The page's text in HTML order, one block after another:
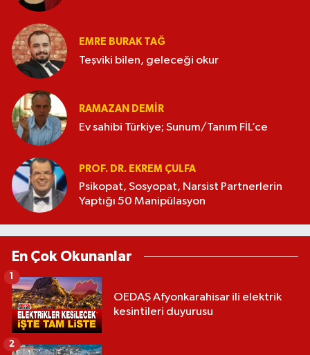
EMRE BURAK TAĞ
Teşviki bilen, geleceği okur
RAMAZAN DEMİR
Ev sahibi Türkiye; Sunum/Tanım FİL’ce
PROF. DR. EKREM ÇULFA
Psikopat, Sosyopat, Narsist Partnerlerin
Yaptığı 50 Manipülasyon
En Çok Okunanlar
OEDAŞ Afyonkarahisar ili elektrik
kesintileri duyurusu
1
2